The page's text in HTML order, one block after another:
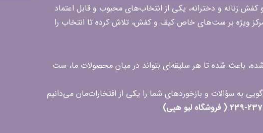
کیف و کفش زنانه و دخترانه، یکی از انتخاب‌های محبوب و قابل اعتماد
ویژه بر ست‌های خاص کیف و کفش، تلاش کرده تا انتخاب را
باعث شده تا هر سلیقه‌ای بتواند در میان محصولات ما، ست